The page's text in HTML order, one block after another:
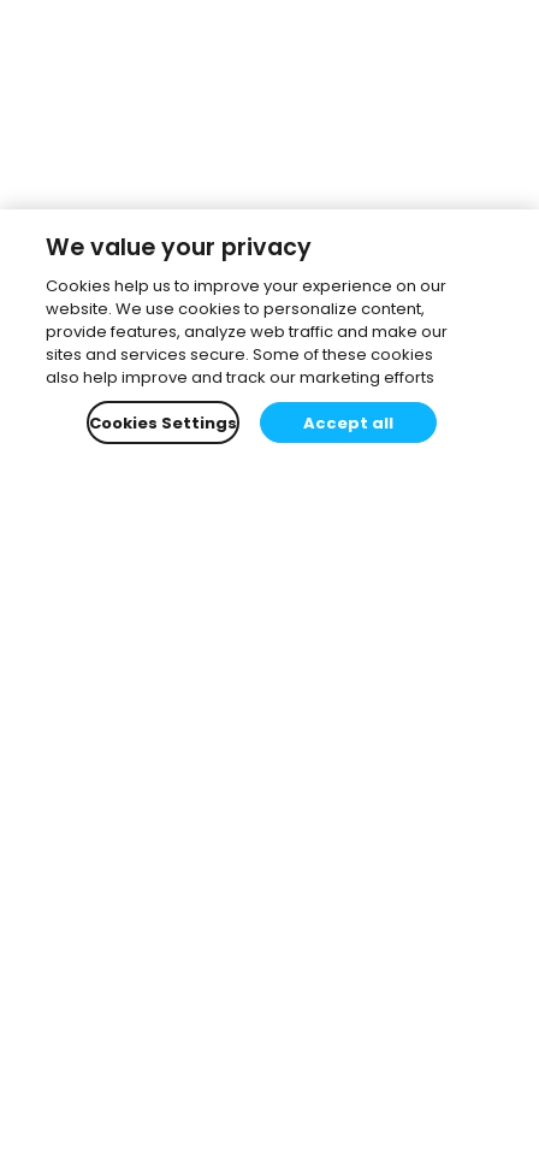
We value your privacy
Cookies help us to improve your experience on our
website. We use cookies to personalize content,
provide features, analyze web traffic and make our
sites and services secure. Some of these cookies
also help improve and track our marketing efforts
Cookies Settings
Accept all